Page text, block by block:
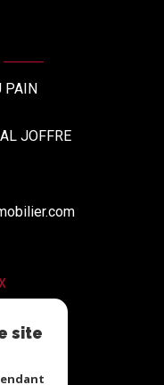
PAIN
JOFFRE
site